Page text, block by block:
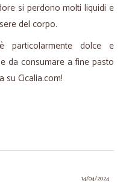
si perdono molti liquidi e
del corpo.
dolce e
da consumare a fine pasto
su Cicalia.com!
14/04/2024